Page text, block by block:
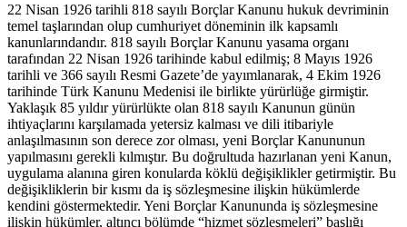
22 Nisan 1926 tarihli 818 sayılı Borçlar Kanunu hukuk devriminin
temel taşlarından olup cumhuriyet döneminin ilk kapsamlı
kanunlarındandır. 818 sayılı Borçlar Kanunu yasama organı
tarafından 22 Nisan 1926 tarihinde kabul edilmiş; 8 Mayıs 1926
tarihli ve 366 sayılı Resmi Gazete’de yayımlanarak, 4 Ekim 1926
tarihinde Türk Kanunu Medenisi ile birlikte yürürlüğe girmiştir.
Yaklaşık 85 yıldır yürürlükte olan 818 sayılı Kanunun günün
ihtiyaçlarını karşılamada yetersiz kalması ve dili itibariyle
anlaşılmasının son derece zor olması, yeni Borçlar Kanununun
yapılmasını gerekli kılmıştır. Bu doğrultuda hazırlanan yeni Kanun,
uygulama alanına giren konularda köklü değişiklikler getirmiştir. Bu
değişikliklerin bir kısmı da iş sözleşmesine ilişkin hükümlerde
kendini göstermektedir. Yeni Borçlar Kanununda iş sözleşmesine
ilişkin hükümler, altıncı bölümde “hizmet sözleşmeleri” başlığı